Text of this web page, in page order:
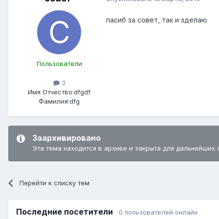
Пользователи
3
Имя Отчество:dfgdf
Фамилия:dfg
пасиб за совет, так и зделаю
Заархивировано
Эта тема находится в архиве и закрыта для дальнейших
Перейти к списку тем
Последние посетители 0 пользователей онлайн